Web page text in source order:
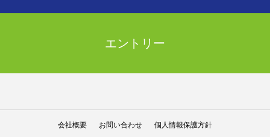
エントリー
会社概要 お問い合わせ 個人情報保護方針